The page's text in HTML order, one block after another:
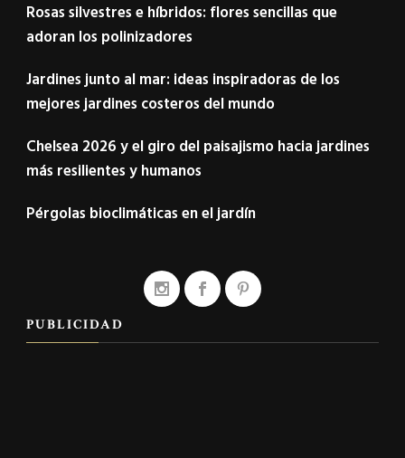
Rosas silvestres e híbridos: flores sencillas que
adoran los polinizadores
Jardines junto al mar: ideas inspiradoras de los
mejores jardines costeros del mundo
Chelsea 2026 y el giro del paisajismo hacia jardines
más resilientes y humanos
Pérgolas bioclimáticas en el jardín
PUBLICIDAD